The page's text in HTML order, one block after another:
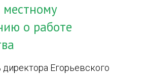
местному
о работе
Егорьевского